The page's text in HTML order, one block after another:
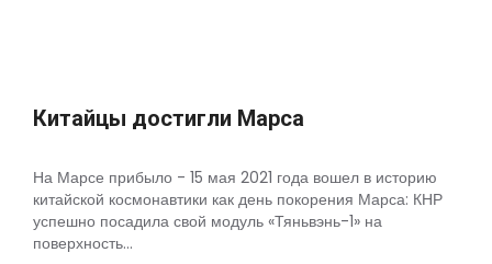
Китайцы достигли Марса
На Марсе прибыло - 15 мая 2021 года вошел в историю
китайской космонавтики как день покорения Марса: КНР
успешно посадила свой модуль «Тяньвэнь-1» на
поверхность...